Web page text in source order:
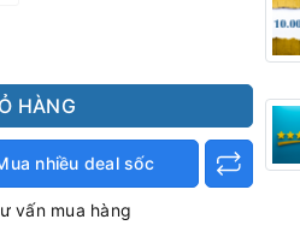
HÀNG
nhiều deal sốc
vấn mua hàng